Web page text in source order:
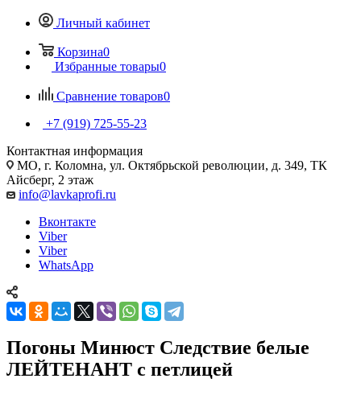
Личный кабинет
Корзина0
Избранные товары0
Сравнение товаров0
+7 (919) 725-55-23
Контактная информация
МО, г. Коломна, ул. Октябрьской революции, д. 349, ТК
Айсберг, 2 этаж
info@lavkaprofi.ru
Вконтакте
Viber
Viber
WhatsApp
Погоны Минюст Следствие белые
ЛЕЙТЕНАНТ с петлицей